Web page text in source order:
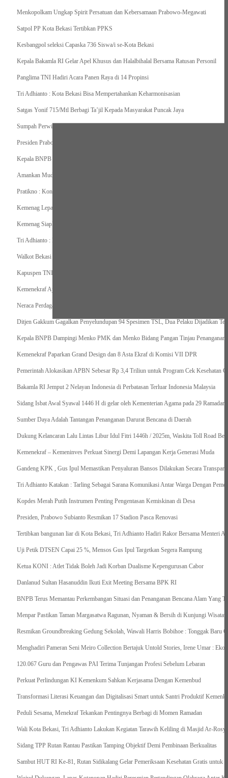
Menkopolkam Ungkap Spirit Persatuan dan Kebersamaan Prabowo-Megawati
Satpol PP Kota Bekasi Tertibkan PPKS
Kesbangpol seleksi Capaska 736 Siswa/i se-Kota Bekasi
Kepala Bakamla RI Gelar Apel Khusus dan Halalbihalal Bersama Ratusan Personil
Panglima TNI Hadiri Acara Panen Raya di 14 Propinsi
Tri Adhianto : Kota Bekasi Bisa Mempertahankan Keharmonisasian
Satgas Yonif 715/Mtl Berbagi Ta’jil Kepada Masyarakat Puncak Jaya
Sumpah Perwira Sebagai Janji Suci Pegangan Seumur Hidup
Presiden Prabowo Serahkan Zakat kepada BAZNAS di Istana Negara
Kepala BNPB Himbau Pemda Waspada Potensi Bencana Saat Lebaran
Amankan Mudik, Panglima TNI Kerahkan 66714 Personel Dan Alutsista
Pratikno : Kondisi Keamanan di Yahukimo Terkendali, Layanan Pendidikan dan
Kemenag Lepas Ratusan Peserta Program Mudik Gratis 1446 H/2025M
Kemenag Siapkan 6.180 Posko Masjid Ramah Mudik Lebaran 2025
Tri Adhianto : Barang Kadaluarsa Segera di Kembalikan
Walkot Bekasi Periksa Kesesuaian Takaran SPBU Saat Mudik Lebaran 2025
Kapuspen TNI : Media dan Pemangku Kepentingan Bersatu Wujudkan Mudik Aman
Kemenekraf Ajak Kabinet Merah Putih Nobar Film Animasi Jumbo
Neraca Perdagangan Indonesia Surplus 58 Bulan Berturut-turut
Ditjen Gakkum Gagalkan Penyelundupan 94 Spesimen TSL, Dua Pelaku Dijadikan
Kepala BNPB Dampingi Menko PMK dan Menko Bidang Pangan Tinjau Penanganan
Kemenekraf Paparkan Grand Design dan 8 Asta Ekraf di Komisi VII DPR
Pemerintah Alokasikan APBN Sebesar Rp 3,4 Triliun untuk Program Cek Kesehatan
Bakamla RI Jemput 2 Nelayan Indonesia di Perbatasan Terluar Indonesia Malaysia
Sidang Isbat Awal Syawal 1446 H di gelar oleh Kementerian Agama pada 29 Ramadan
Sumber Daya Adalah Tantangan Penanganan Darurat Bencana di Daerah
Dukung Kelancaran Lalu Lintas Libur Idul Fitri 1446h / 2025m, Waskita Toll Road
Kemenekraf – Kemeninves Perkuat Sinergi Demi Lapangan Kerja Generasi Muda
Gandeng KPK , Gus Ipul Memastikan Penyaluran Bansos Dilakukan Secara Transparan
Tri Adhianto Katakan : Tarling Sebagai Sarana Komunikasi Antar Warga Dengan
Kopdes Merah Putih Instrumen Penting Pengentasan Kemiskinan di Desa
Presiden, Prabowo Subianto Resmikan 17 Stadion Pasca Renovasi
Tertibkan bangunan liar di Kota Bekasi, Tri Adhianto Hadiri Rakor Bersama Menteri
Uji Petik DTSEN Capai 25 %, Mensos Gus Ipul Targetkan Segera Rampung
Ketua KONI : Atlet Tidak Boleh Jadi Korban Dualisme Kepengurusan Cabor
Danlanud Sultan Hasanuddin Ikuti Exit Meeting Bersama BPK RI
BNPB Terus Memantau Perkembangan Situasi dan Penanganan Bencana Alam Yang
Menpar Pastikan Taman Margasatwa Ragunan, Nyaman & Bersih di Kunjungi
Resmikan Groundbreaking Gedung Sekolah, Wawali Harris Bobihoe : Tonggak Baru
Menghadiri Pameran Seni Meiro Collection Bertajuk Untold Stories, Irene Umar :
120.067 Guru dan Pengawas PAI Terima Tunjangan Profesi Sebelum Lebaran
Perkuat Perlindungan KI Kemenkum Sahkan Kerjasama Dengan Kemenbud
Transformasi Literasi Keuangan dan Digitalisasi Smart untuk Santri Produktif
Peduli Sesama, Menekraf Tekankan Pentingnya Berbagi di Momen Ramadan
Wali Kota Bekasi, Tri Adhianto Lakukan Kegiatan Tarawih Keliling di Masjid Ar-
Sidang TPP Rutan Rantau Pastikan Tamping Objektif Demi Pembinaan Berkualitas
Sambut HUT RI Ke-81, Rutan Sidikalang Gelar Pemeriksaan Kesehatan Gratis untuk